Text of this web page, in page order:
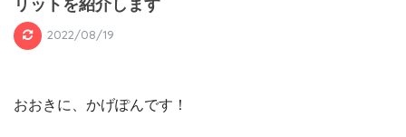
リットを紹介します
2022/08/19
おおきに、かげぽんです！